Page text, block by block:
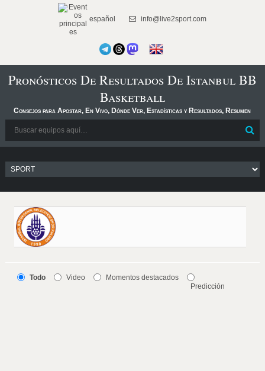
español info@live2sport.com
Pronósticos De Resultados De Istanbul BB
Basketball
Consejos para Apostar, En Vivo, Dónde Ver, Estadísticas y Resultados, Resumen
Todo Video
Momentos destacados
Predicción